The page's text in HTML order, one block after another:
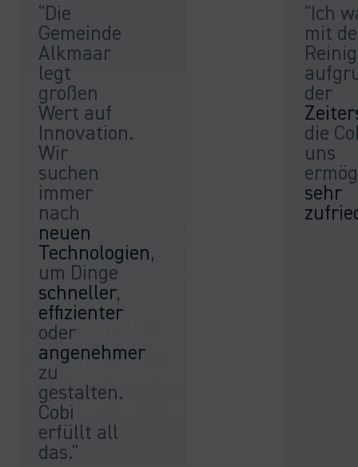
"Die
Gemeinde
Alkmaar
legt
großen
Wert auf
Innovation.
Wir
suchen
immer
nach
neuen
Technologien,
um Dinge
schneller,
effizienter
oder
angenehmer
zu
gestalten.
Cobi
erfüllt all
das."
"Ich
mit
der
die
uns
sehr